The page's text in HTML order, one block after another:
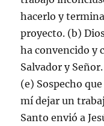
hacerlo y
proyecto. (b)
ha convencido y
Salvador y
(e) Sospecho
mí dejar un
Santo envió a